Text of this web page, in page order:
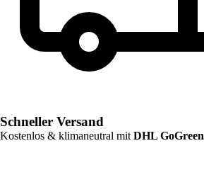
Schneller Versand
Kostenlos & klimaneutral mit DHL GoGreen